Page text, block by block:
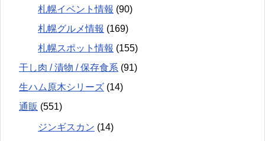
札幌イベント情報 (90)
札幌グルメ情報 (169)
札幌スポット情報 (155)
干し肉 / 漬物 / 保存食系 (91)
生ハム原木シリーズ (14)
通販 (551)
ジンギスカン (14)